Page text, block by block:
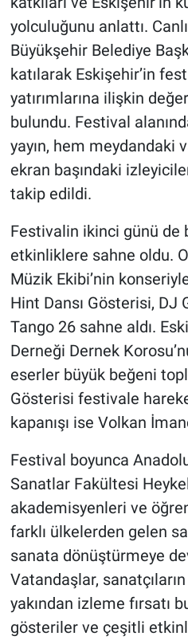
yolculuğunu anlattı.
Büyükşehir Belediye
katılarak Eskişehir’in
yatırımlarına ilişkin
bulundu. Festival
yayın, hem meydandaki
ekran başındaki
takip edildi.
Festivalin ikinci günü de
etkinliklere sahne oldu.
Müzik Ekibi’nin
Hint Dansı Gösterisi, DJ
Tango 26 sahne aldı.
Derneği Dernek
eserler büyük beğeni
Gösterisi festivale
kapanışı ise Volkan
Festival boyunca
Sanatlar Fakültesi
akademisyenleri ve
farklı ülkelerden gelen
sanata dönüştürmeye
Vatandaşlar,
yakından izleme fırsatı
gösteriler ve çeşitli